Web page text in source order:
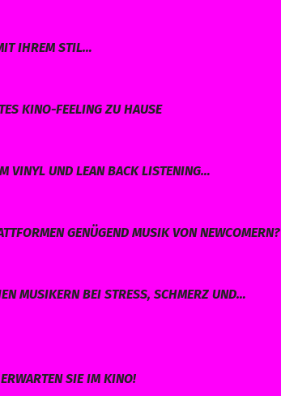
IHREM STIL…
KINO-FEELING ZU HAUSE
VINYL UND LEAN BACK LISTENING…
GENÜGEND MUSIK VON NEWCOMERN?
MUSIKERN BEI STRESS, SCHMERZ UND…
SIE IM KINO!